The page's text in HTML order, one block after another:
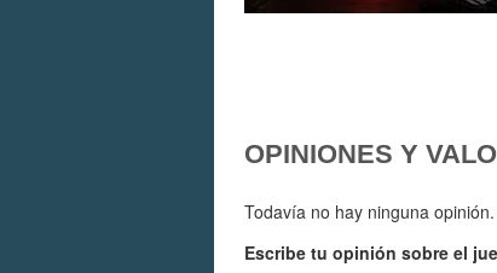
OPINIONES Y
Todavía no hay ninguna opinión.
Escribe tu opinión sobre el